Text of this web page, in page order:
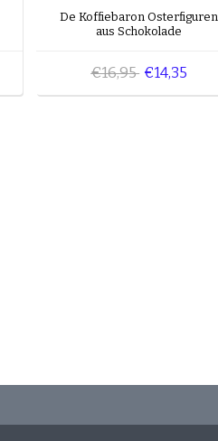
De Koffiebaron Osterfiguren
aus Schokolade
€16,95 €14,35